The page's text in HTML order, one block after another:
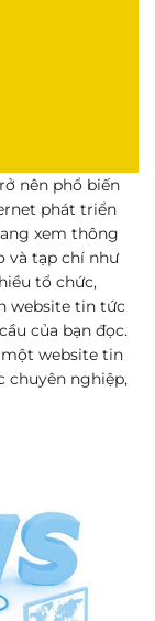
nên phổ biến
phát triển
xem thông
và tạp chí như
tổ chức,
website tin tức
của bạn đọc.
website tin
chuyên nghiệp,